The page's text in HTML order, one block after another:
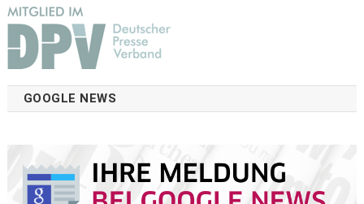
GOOGLE NEWS